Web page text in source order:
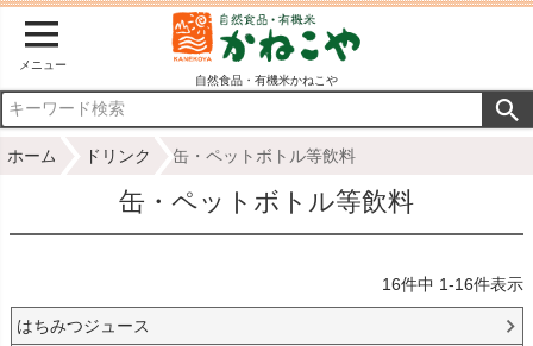
メニュー
自然食品・有機米かねこや
ホーム ドリンク 缶・ペットボトル等飲料
缶・ペットボトル等飲料
16件中 1-16件表示
はちみつジュース